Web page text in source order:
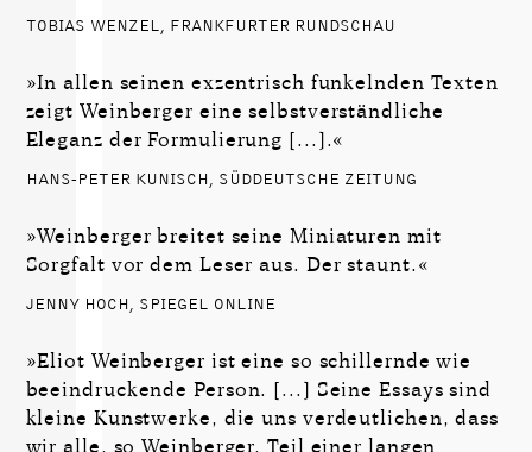
TOBIAS WENZEL, FRANKFURTER RUNDSCHAU
»In allen seinen exzentrisch funkelnden Texten
zeigt Weinberger eine selbstverständliche
Eleganz der Formulierung [...].«
HANS-PETER KUNISCH, SÜDDEUTSCHE ZEITUNG
»Weinberger breitet seine Miniaturen mit
Sorgfalt vor dem Leser aus. Der staunt.«
JENNY HOCH, SPIEGEL ONLINE
»Eliot Weinberger ist eine so schillernde wie
beeindruckende Person. [...] Seine Essays sind
kleine Kunstwerke, die uns verdeutlichen, dass
wir alle, so Weinberger, Teil einer langen